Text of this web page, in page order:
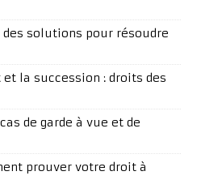
solutions pour résoudre
la succession : droits des
de garde à vue et de
prouver votre droit à